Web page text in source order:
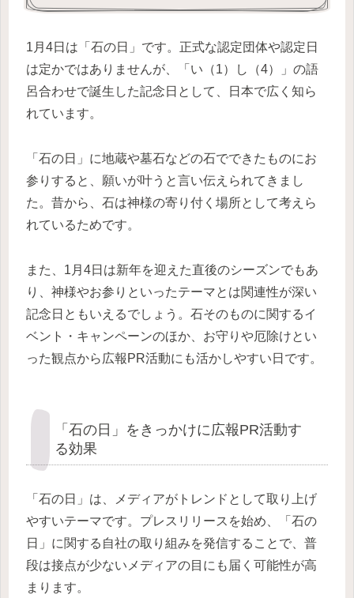
1月4日は「石の日」です。正式な認定団体や認定日
は定かではありませんが、「い（1）し（4）」の語
呂合わせで誕生した記念日として、日本で広く知ら
れています。
「石の日」に地蔵や墓石などの石でできたものにお
参りすると、願いが叶うと言い伝えられてきまし
た。昔から、石は神様の寄り付く場所として考えら
れているためです。
また、1月4日は新年を迎えた直後のシーズンでもあ
り、神様やお参りといったテーマとは関連性が深い
記念日ともいえるでしょう。石そのものに関するイ
ベント・キャンペーンのほか、お守りや厄除けとい
った観点から広報PR活動にも活かしやすい日です。
「石の日」をきっかけに広報PR活動す
る効果
「石の日」は、メディアがトレンドとして取り上げ
やすいテーマです。プレスリリースを始め、「石の
日」に関する自社の取り組みを発信することで、普
段は接点が少ないメディアの目にも届く可能性が高
まります。